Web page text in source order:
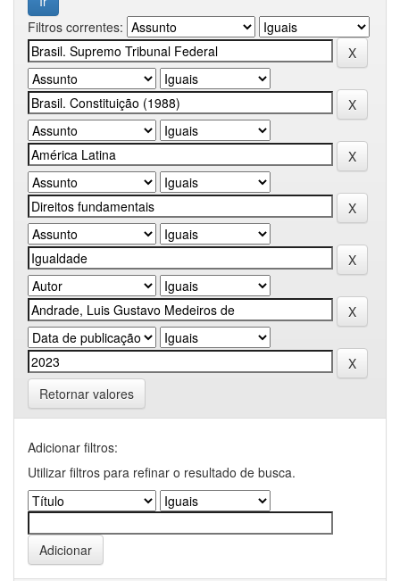
Filtros correntes:
Retornar valores
Adicionar filtros:
Utilizar filtros para refinar o resultado de busca.